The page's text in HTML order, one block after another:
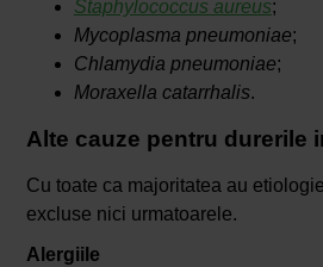
Staphylococcus aureus;
Mycoplasma pneumoniae;
Chlamydia pneumoniae;
Moraxella catarrhalis.
Alte cauze pentru durerile
Cu toate ca majoritatea au
excluse nici urmatoarele.
Alergiile